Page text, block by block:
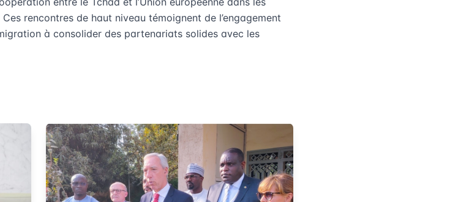
rencontres de haut niveau témoignent de l’engagement
à consolider des partenariats solides avec les